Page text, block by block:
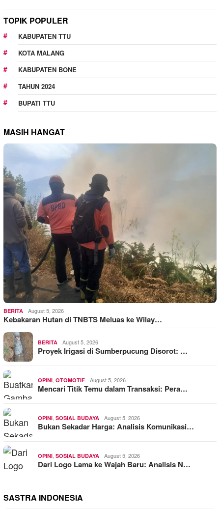
TOPIK POPULER
KABUPATEN TTU
KOTA MALANG
KABUPATEN BONE
TAHUN 2024
BUPATI TTU
MASIH HANGAT
BERITA August 5, 2026
Kebakaran Hutan di TNBTS Meluas ke Wilay…
BERITA August 5, 2026
Proyek Irigasi di Sumberpucung Disorot: …
OPINI OTOMOTIF August 5, 2026
Mencari Titik Temu dalam Transaksi: Pera…
OPINI SOSIAL BUDAYA August 5, 2026
Bukan Sekadar Harga: Analisis Komunikasi…
OPINI SOSIAL BUDAYA August 5, 2026
Dari Logo Lama ke Wajah Baru: Analisis N…
SASTRA INDONESIA